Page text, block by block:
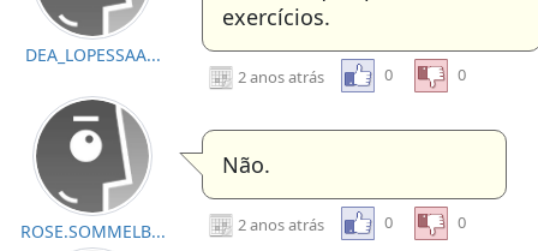
DEA_LOPESSAA...
exercícios.
2 anos atrás 0 0
ROSE.SOMMELB...
Não.
2 anos atrás 0 0